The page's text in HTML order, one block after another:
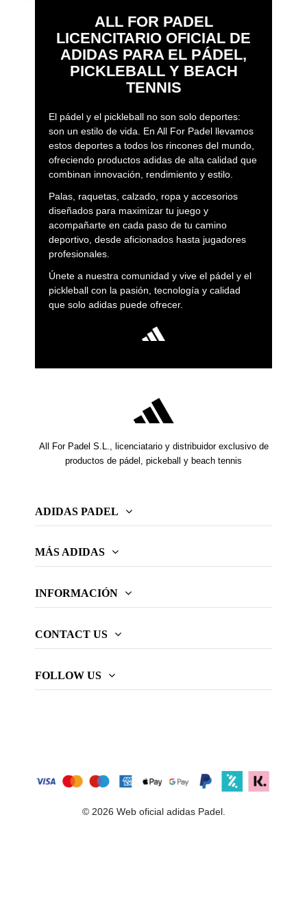
ALL FOR PADEL
LICENCITARIO OFICIAL DE
ADIDAS PARA EL PÁDEL,
PICKLEBALL Y BEACH
TENNIS
El pádel y el pickleball no son solo deportes:
son un estilo de vida. En All For Padel llevamos
estos deportes a todos los rincones del mundo,
ofreciendo productos adidas de alta calidad que
combinan innovación, rendimiento y estilo.
Palas, raquetas, calzado, ropa y accesorios
diseñados para maximizar tu juego y
acompañarte en cada paso de tu camino
deportivo, desde aficionados hasta jugadores
profesionales.
Únete a nuestra comunidad y vive el pádel y el
pickleball con la pasión, tecnología y calidad
que solo adidas puede ofrecer.
All For Padel S.L., licenciatario y distribuidor exclusivo de
productos de pádel, pickeball y beach tennis
ADIDAS PADEL
MÁS ADIDAS
INFORMACIÓN
CONTACT US
FOLLOW US
© 2026 Web oficial adidas Padel.